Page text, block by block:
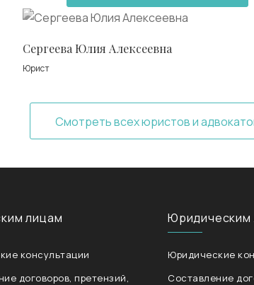
Сергеева Юлия Алексеевна
Юрист
Смотреть всех юристов и
лицам
консультации
договоров, претензий,
Юридическим
Юридические
Составление